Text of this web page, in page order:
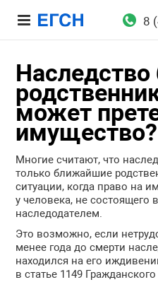
8
Наследство
может
имущество?
Многие считают, что
только ближайшие
ситуации, когда право на
у человека, не состоящего
наследодателем.
Это возможно, если
менее года до смерти
находился на его
в статье 1149